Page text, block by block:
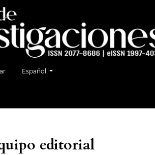
Cambiar el idioma. El idioma actual es:
Español
editorial